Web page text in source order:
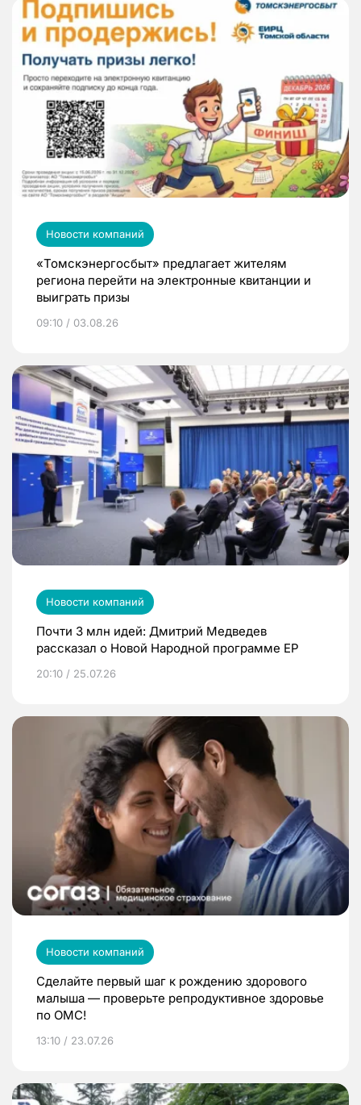
Новости компаний
«Томскэнергосбыт» предлагает жителям
региона перейти на электронные квитанции и
выиграть призы
09:10 / 03.08.26
Новости компаний
Почти 3 млн идей: Дмитрий Медведев
рассказал о Новой Народной программе ЕР
20:10 / 25.07.26
Новости компаний
Сделайте первый шаг к рождению здорового
малыша — проверьте репродуктивное здоровье
по ОМС!
13:10 / 23.07.26